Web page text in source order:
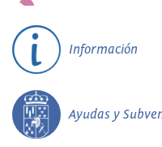
Información
Ayudas y